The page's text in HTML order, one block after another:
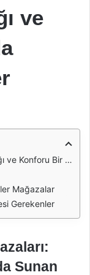
ve
Sunan Seçenekler
Mağazalar
Gerekenler
Sunan